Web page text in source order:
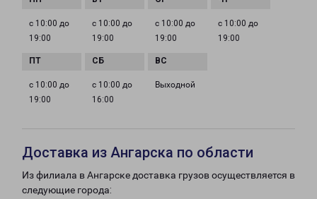
с 10:00 до
19:00
с 10:00 до
19:00
с 10:00 до
19:00
с 10:00 до
19:00
с 10:00 до
19:00
с 10:00 до
16:00
Выходной
Доставка из Ангарска по области
Из филиала в Ангарске доставка грузов осуществляется в
следующие города: